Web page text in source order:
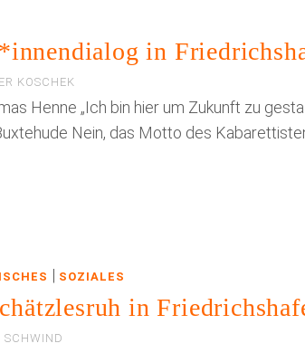
in
KOSCHEK
Henne „Ich bin hier um Zukunft zu
Nein, das Motto des
| SOZIALES
in
SCHWIND